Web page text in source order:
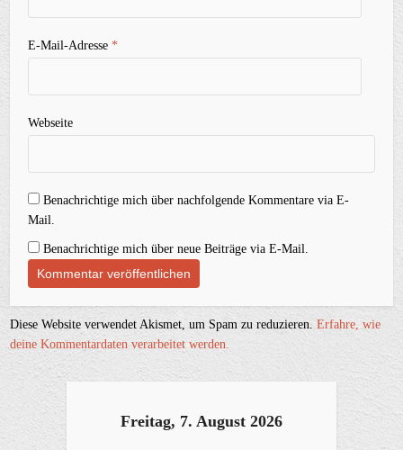
E-Mail-Adresse*
Webseite
Benachrichtige mich über nachfolgende Kommentare via E-
Mail.
Benachrichtige mich über neue Beiträge via E-Mail.
Diese Website verwendet Akismet, um Spam zu reduzieren.Erfahre, wie
deine Kommentardaten verarbeitet werden.
Freitag, 7. August 2026